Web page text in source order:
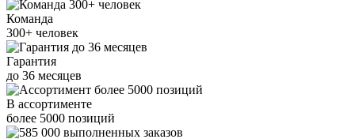
Команда
300+ человек
Гарантия
до 36 месяцев
В ассортименте
более 5000 позиций